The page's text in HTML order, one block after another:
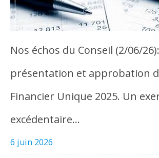
Nos échos du Conseil (2/06/26):
présentation et approbation
Financier Unique 2025. Un
excédentaire…
6 juin 2026